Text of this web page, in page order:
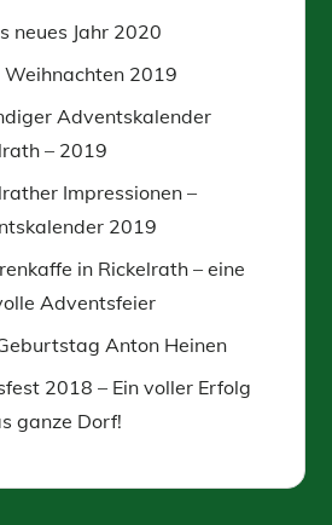
neues Jahr 2020
Weihnachten 2019
Adventskalender
– 2019
Impressionen –
2019
in Rickelrath – eine
Adventsfeier
Anton Heinen
2018 – Ein voller Erfolg
ganze Dorf!